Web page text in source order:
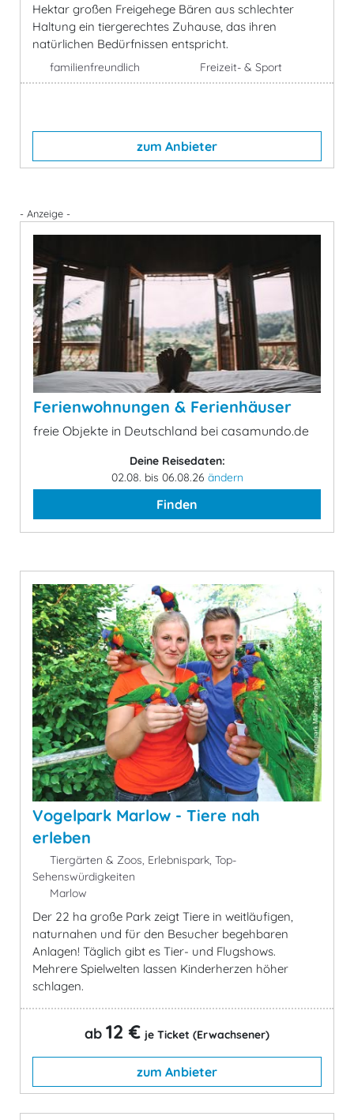
Hektar großen Freigehege Bären aus schlechter
Haltung ein tiergerechtes Zuhause, das ihren
natürlichen Bedürfnissen entspricht.
familienfreundlich Freizeit- & Sport
zum Anbieter
- Anzeige -
Ferienwohnungen & Ferienhäuser
freie Objekte in Deutschland bei casamundo.de
Deine Reisedaten:
02.08. bis 06.08.26 ändern
Finden
Vogelpark Marlow - Tiere nah
erleben
Tiergärten & Zoos, Erlebnispark, Top-
Sehenswürdigkeiten
Marlow
Der 22 ha große Park zeigt Tiere in weitläufigen,
naturnahen und für den Besucher begehbaren
Anlagen! Täglich gibt es Tier- und Flugshows.
Mehrere Spielwelten lassen Kinderherzen höher
schlagen.
ab 12 € je Ticket (Erwachsener)
zum Anbieter